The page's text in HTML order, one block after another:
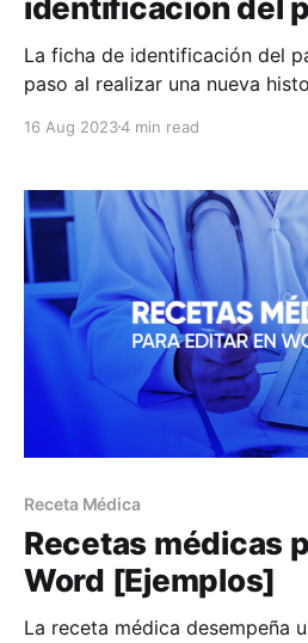
identificación del
La ficha de identificación del
paso al realizar una nueva
paciente y su entorno para
detalla datos como el nombre
nacimiento,
16 Aug 20234 min read
Receta Médica
Recetas médicas
Word [Ejemplos]
La receta médica desempeña